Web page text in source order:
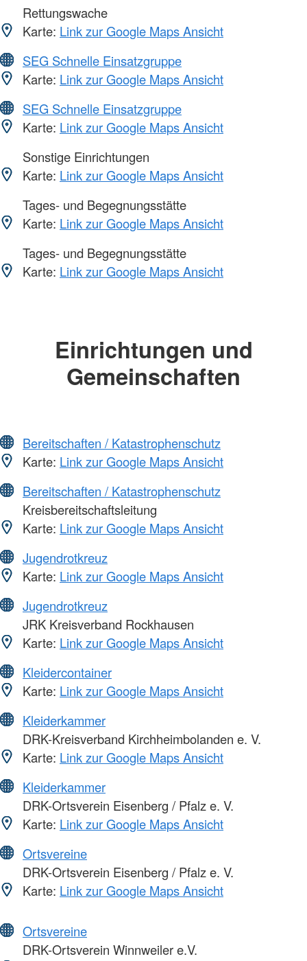
Rettungswache
Karte: Link zur Google Maps Ansicht
SEG Schnelle Einsatzgruppe
Karte: Link zur Google Maps Ansicht
SEG Schnelle Einsatzgruppe
Karte: Link zur Google Maps Ansicht
Sonstige Einrichtungen
Karte: Link zur Google Maps Ansicht
Tages- und Begegnungsstätte
Karte: Link zur Google Maps Ansicht
Tages- und Begegnungsstätte
Karte: Link zur Google Maps Ansicht
Einrichtungen und
Gemeinschaften
Bereitschaften / Katastrophenschutz
Karte: Link zur Google Maps Ansicht
Bereitschaften / Katastrophenschutz
Kreisbereitschaftsleitung
Karte: Link zur Google Maps Ansicht
Jugendrotkreuz
Karte: Link zur Google Maps Ansicht
Jugendrotkreuz
JRK Kreisverband Rockhausen
Karte: Link zur Google Maps Ansicht
Kleidercontainer
Karte: Link zur Google Maps Ansicht
Kleiderkammer
DRK-Kreisverband Kirchheimbolanden e. V.
Karte: Link zur Google Maps Ansicht
Kleiderkammer
DRK-Ortsverein Eisenberg / Pfalz e. V.
Karte: Link zur Google Maps Ansicht
Ortsvereine
DRK-Ortsverein Eisenberg / Pfalz e. V.
Karte: Link zur Google Maps Ansicht
Ortsvereine
DRK-Ortsverein Winnweiler e.V.